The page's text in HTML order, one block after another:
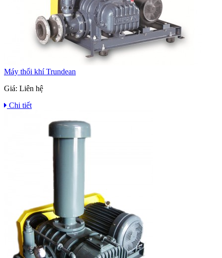
Máy thổi khí Trundean
Giá: Liên hệ
Chi tiết